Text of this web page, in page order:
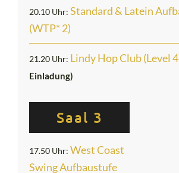
20.10 Uhr: Standard & Latein
(WTP* 2)
21.20 Uhr: Lindy Hop Club (Level
Einladung)
Saal 3
17.50 Uhr: West Coast
Swing Aufbaustufe